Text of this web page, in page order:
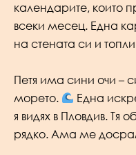
календарите, които
всеки месец. Една
на стената си и
Петя има сини очи –
морето.
Една
я видях в Пловдив. Тя
рядко. Ама ме